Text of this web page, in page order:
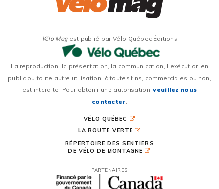
Vélo Magest publié par Vélo Québec Éditions
La reproduction, la présentation, la communication, l’exécution en
public ou toute autre utilisation, à toutes fins, commerciales ou non,
est interdite. Pour obtenir une autorisation,veuillez nous
contacter
VÉLO QUÉBEC
LA ROUTE VERTE
RÉPERTOIRE DES SENTIERS
DE VÉLO DE MONTAGNE
PARTENAIRES